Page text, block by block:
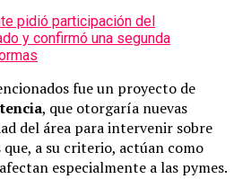
pidió participación del
y confirmó una segunda
fue un proyecto de
, que otorgaría nuevas
del área para intervenir sobre
a su criterio, actúan como
especialmente a las pymes.